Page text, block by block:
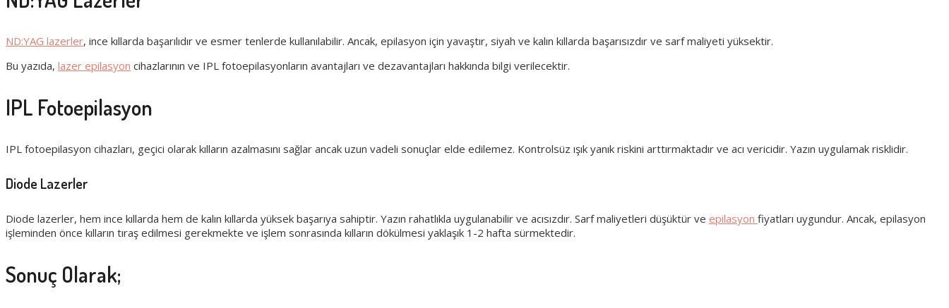
ND:YAG lazerler, ince kıllarda başarılıdır ve esmer tenlerde kullanılabilir. Ancak, epilasyon için yavaştır, siyah ve kalın kıllarda başarısızdır ve sarf maliyeti yüksektir.
Bu yazıda, lazer epilasyon cihazlarının ve IPL fotoepilasyonların avantajları ve dezavantajları hakkında bilgi verilecektir.
IPL Fotoepilasyon
IPL fotoepilasyon cihazları, geçici olarak kılların azalmasını sağlar ancak uzun vadeli sonuçlar elde edilemez. Kontrolsüz ışık yanık riskini arttırmaktadır ve acı vericidir. Yazın uygulamak risklidir.
Diode Lazerler
Diode lazerler, hem ince kıllarda hem de kalın kıllarda yüksek başarıya sahiptir. Yazın rahatlıkla uygulanabilir ve acısızdır. Sarf maliyetleri düşüktür ve epilasyon fiyatları uygundur. Ancak, epilasyon
işleminden önce kılların tıraş edilmesi gerekmekte ve işlem sonrasında kılların dökülmesi yaklaşık 1-2 hafta sürmektedir.
Sonuç Olarak;